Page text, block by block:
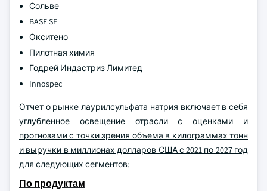
Сольве
BASF SE
Окситено
Пилотная химия
Годрей Индастриз Лимитед
Innospec
Отчет о рынке лаурилсульфата натрия включает в себя
углубленное освещение отраслис оценками и
прогнозами с точки зрения объема в килограммах тонн
и выручки в миллионах долларов США с 2021 по 2027 год
для следующих сегментов:
По продуктам